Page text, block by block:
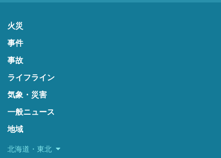
火災
事件
事故
ライフライン
気象・災害
一般ニュース
地域
北海道・東北